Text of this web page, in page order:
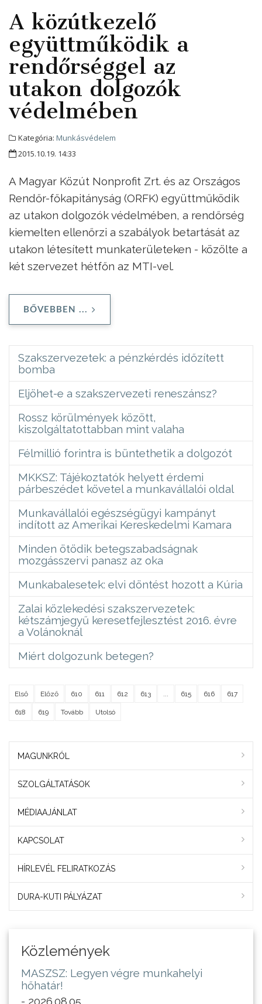
A közútkezelő
együttműködik a
rendőrséggel az
utakon dolgozók
védelmében
Kategória: Munkásvédelem
2015.10.19. 14:33
A Magyar Közút Nonprofit Zrt. és az Országos
Rendőr-főkapitányság (ORFK) együttműködik
az utakon dolgozók védelmében, a rendőrség
kiemelten ellenőrzi a szabályok betartását az
utakon létesített munkaterületeken - közölte a
két szervezet hétfőn az MTI-vel.
BŐVEBBEN ...
Szakszervezetek: a pénzkérdés időzített
bomba
Eljöhet-e a szakszervezeti reneszánsz?
Rossz körülmények között,
kiszolgáltatottabban mint valaha
Félmillió forintra is büntethetik a dolgozót
MKKSZ: Tájékoztatók helyett érdemi
párbeszédet követel a munkavállalói oldal
Munkavállalói egészségügyi kampányt
indított az Amerikai Kereskedelmi Kamara
Minden ötödik betegszabadságnak
mozgásszervi panasz az oka
Munkabalesetek: elvi döntést hozott a Kúria
Zalai közlekedési szakszervezetek:
kétszámjegyű keresetfejlesztést 2016. évre
a Volánoknál
Miért dolgozunk betegen?
Első Előző 610 611 612 613 615 616 617
618 619 Tovább Utolsó
MAGUNKRÓL
SZOLGÁLTATÁSOK
MÉDIAAJÁNLAT
KAPCSOLAT
HÍRLEVÉL FELIRATKOZÁS
DURA-KUTI PÁLYÁZAT
Közlemények
MASZSZ: Legyen végre munkahelyi
hőhatár!
- 2026.08.05.